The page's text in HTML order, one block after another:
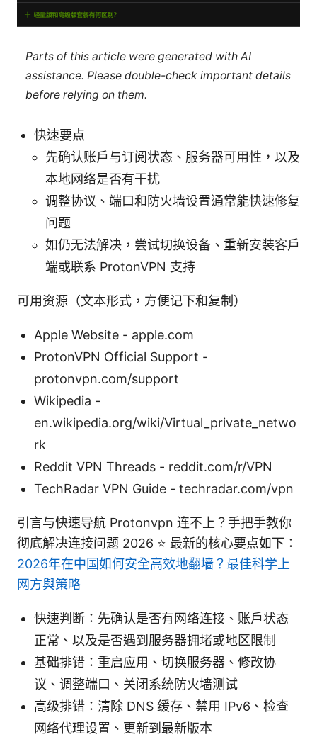
Parts of this article were generated with AI
assistance. Please double-check important details
before relying on them.
快速要点
先确认账户与订阅状态、服务器可用性，以及
本地网络是否有干扰
调整协议、端口和防火墙设置通常能快速修复
问题
如仍无法解决，尝试切换设备、重新安装客户
端或联系 ProtonVPN 支持
可用资源（文本形式，方便记下和复制）
Apple Website - apple.com
ProtonVPN Official Support -
protonvpn.com/support
Wikipedia -
en.wikipedia.org/wiki/Virtual_private_netwo
rk
Reddit VPN Threads - reddit.com/r/VPN
TechRadar VPN Guide - techradar.com/vpn
引言与快速导航 Protonvpn 连不上？手把手教你
彻底解决连接问题 2026 ⭐ 最新的核心要点如下：
2026年在中国如何安全高效地翻墙？最佳科学上
网方與策略
快速判断：先确认是否有网络连接、账户状态
正常、以及是否遇到服务器拥堵或地区限制
基础排错：重启应用、切换服务器、修改协
议、调整端口、关闭系统防火墙测试
高级排错：清除 DNS 缓存、禁用 IPv6、检查
网络代理设置、更新到最新版本